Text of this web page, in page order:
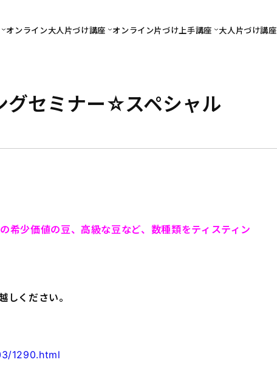
オンライン大人片づけ講座 オンライン片づけ上手講座 大人片づけ講座
グセミナー☆スペシャル
希少価値の豆、高級な豆など、数種類をティスティン
ください。
1290.html